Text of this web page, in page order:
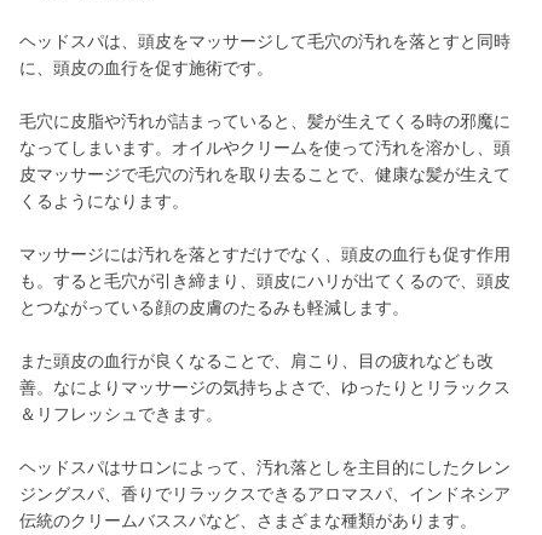
ヘッドスパは、頭皮をマッサージして毛穴の汚れを落とすと同時
に、頭皮の血行を促す施術です。
毛穴に皮脂や汚れが詰まっていると、髪が生えてくる時の邪魔に
なってしまいます。オイルやクリームを使って汚れを溶かし、頭
皮マッサージで毛穴の汚れを取り去ることで、健康な髪が生えて
くるようになります。
マッサージには汚れを落とすだけでなく、頭皮の血行も促す作用
も。すると毛穴が引き締まり、頭皮にハリが出てくるので、頭皮
とつながっている顔の皮膚のたるみも軽減します。
また頭皮の血行が良くなることで、肩こり、目の疲れなども改
善。なによりマッサージの気持ちよさで、ゆったりとリラックス
＆リフレッシュできます。
ヘッドスパはサロンによって、汚れ落としを主目的にしたクレン
ジングスパ、香りでリラックスできるアロマスパ、インドネシア
伝統のクリームバススパなど、さまざまな種類があります。